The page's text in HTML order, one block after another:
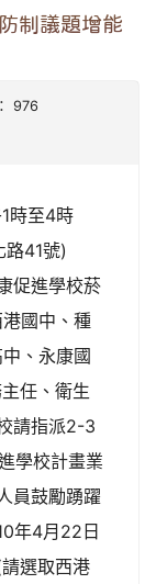
制議題增能
976
時至4時
路41號)
促進學校菸
國中、種
、永康國
任、衛生
請指派2-3
學校計畫業
員鼓勵踴躍
年4月22日
選取西港